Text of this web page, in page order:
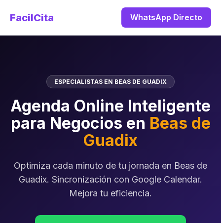
FacilCita WhatsApp Directo
ESPECIALISTAS EN BEAS DE GUADIX
Agenda Online Inteligente
para Negocios en Beas de
Guadix
Optimiza cada minuto de tu jornada en Beas de
Guadix. Sincronización con Google Calendar.
Mejora tu eficiencia.